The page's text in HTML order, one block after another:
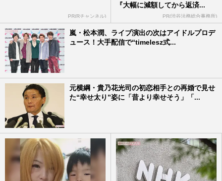
PR(Rチャンネル)
『大幅に減額してから返済...
PR(渋谷法務総合事務所)
嵐・松本潤、ライブ演出の次はアイドルプロデ
ュース！大手配信で“timelesz式...
元横綱・貴乃花光司の初恋相手との再婚で見せ
た“幸せ太り”姿に「昔より幸せそう」「...